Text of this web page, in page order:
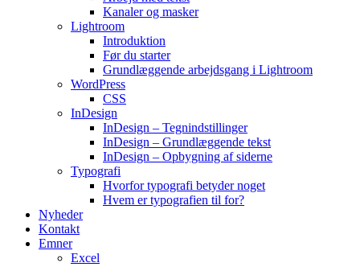
Kanaler og masker
Lightroom
Introduktion
Før du starter
Grundlæggende arbejdsgang i Lightroom
WordPress
CSS
InDesign
InDesign – Tegnindstillinger
InDesign – Grundlæggende tekst
InDesign – Opbygning af siderne
Typografi
Hvorfor typografi betyder noget
Hvem er typografien til for?
Nyheder
Kontakt
Emner
Excel